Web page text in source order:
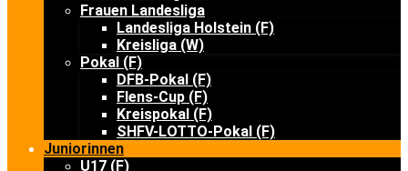
Frauen Landesliga
Landesliga Holstein (F)
Kreisliga (W)
Pokal (F)
DFB-Pokal (F)
Flens-Cup (F)
Kreispokal (F)
SHFV-LOTTO-Pokal (F)
Juniorinnen
U17 (F)